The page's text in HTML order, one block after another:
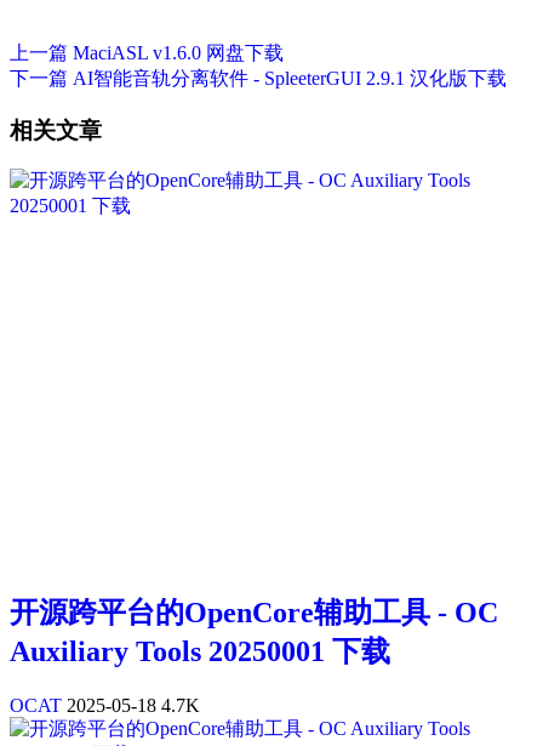
上一篇 MaciASL v1.6.0 网盘下载
下一篇 AI智能音轨分离软件 - SpleeterGUI 2.9.1 汉化版下载
相关文章
开源跨平台的OpenCore辅助工具 - OC
Auxiliary Tools 20250001 下载
OCAT 2025-05-18 4.7K